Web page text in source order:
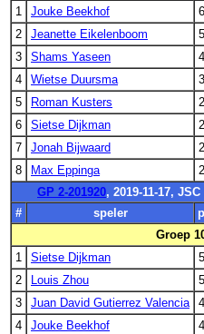
1
Jouke Beekhof
2
Jeanette Eikelenboom
3
Shams Yaseen
4
Wietse Duursma
5
Roman Kusters
6
Sietse Dijkman
7
Jonah Bijwaard
8
Max Eppinga
GP 2-201920, 2019-11-17,
#
speler
Groep
1
Sietse Dijkman
2
Louis Zhou
3
Juan David Gutierrez Valencia
4
Jouke Beekhof